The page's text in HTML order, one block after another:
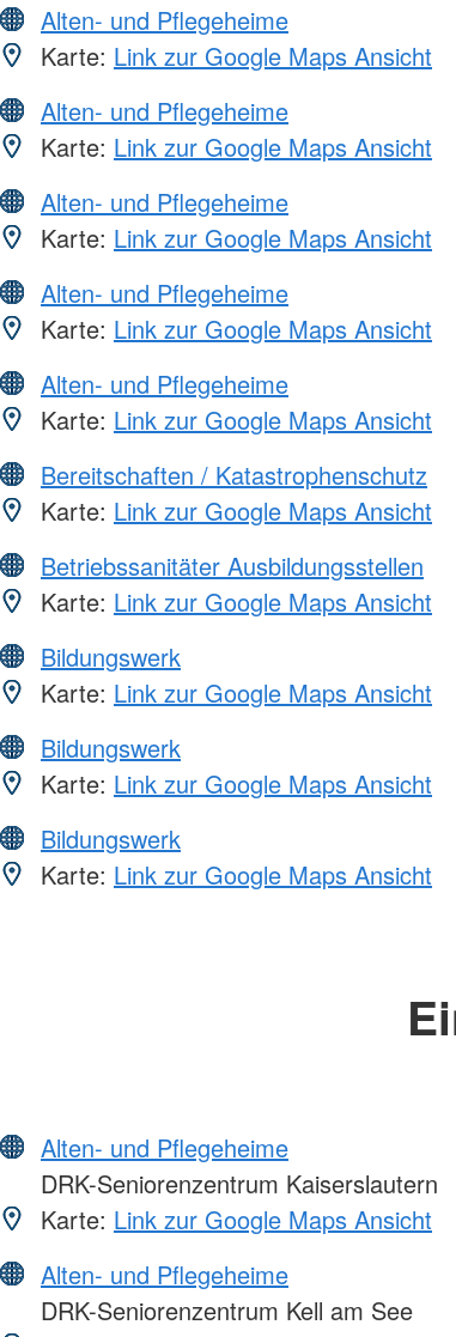
Alten- und Pflegeheime
Karte: Link zur Google Maps Ansicht
Alten- und Pflegeheime
Karte: Link zur Google Maps Ansicht
Alten- und Pflegeheime
Karte: Link zur Google Maps Ansicht
Alten- und Pflegeheime
Karte: Link zur Google Maps Ansicht
Alten- und Pflegeheime
Karte: Link zur Google Maps Ansicht
Bereitschaften / Katastrophenschutz
Karte: Link zur Google Maps Ansicht
Betriebssanitäter Ausbildungsstellen
Karte: Link zur Google Maps Ansicht
Bildungswerk
Karte: Link zur Google Maps Ansicht
Bildungswerk
Karte: Link zur Google Maps Ansicht
Bildungswerk
Karte: Link zur Google Maps Ansicht
Alten- und Pflegeheime
DRK-Seniorenzentrum Kaiserslautern
Karte: Link zur Google Maps Ansicht
Alten- und Pflegeheime
DRK-Seniorenzentrum Kell am See